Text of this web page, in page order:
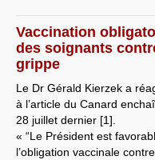
Vaccination
des soignants
grippe
Le Dr Gérald Kierzek a
à l’article du Canard
28 juillet dernier [1].
« “Le Président est
l’obligation vaccinale